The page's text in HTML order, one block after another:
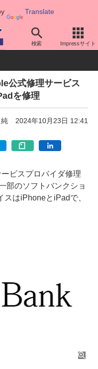
Translate
検索 Impressサイト
ク iPhone
公式修理サービス
を修理
2024年10月23日 12:41
ビスプロバイダ修理
部のソフトバンクショ
はiPhoneとiPadで、